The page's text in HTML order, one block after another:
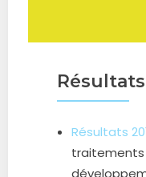
Résultats
Résultats
traitements